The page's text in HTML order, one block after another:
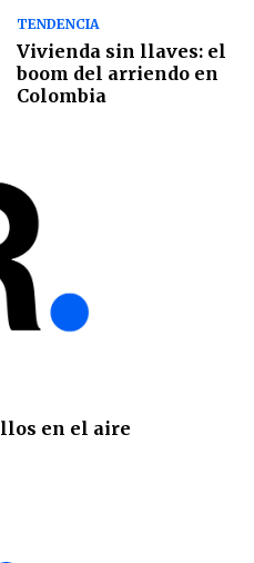
TENDENCIA
Vivienda sin llaves: el
boom del arriendo en
Colombia
en el aire